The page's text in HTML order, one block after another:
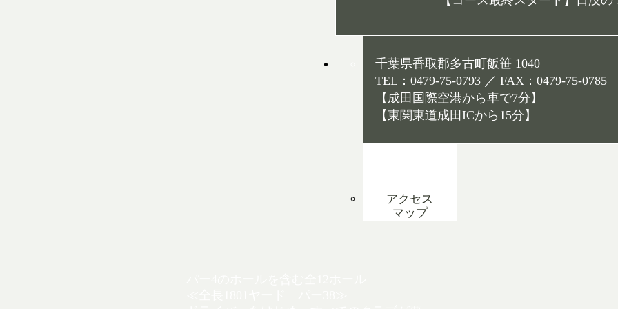
千葉県香取郡多古町飯笹 1040
TEL：0479-75-0793 ／ FAX：0479-75-0785
【成田国際空港から車で7分】
【東関東道成田ICから15分】
アクセス
マップ